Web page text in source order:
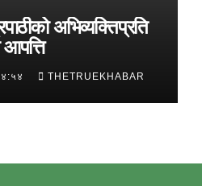
अभिव्यक्तिप्रति
THETRUEKHABAR